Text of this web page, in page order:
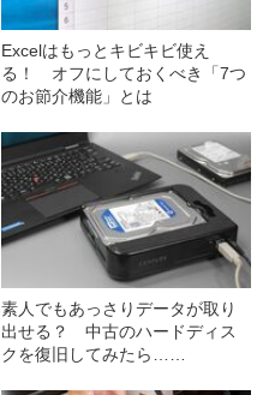
Excelはもっとキビキビ使え
る！ オフにしておくべき「7つ
のお節介機能」とは
素人でもあっさりデータが取り
出せる？ 中古のハードディス
クを復旧してみたら……